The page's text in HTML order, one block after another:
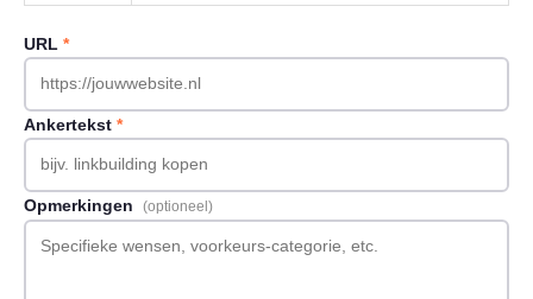
URL *
Ankertekst *
Opmerkingen (optioneel)